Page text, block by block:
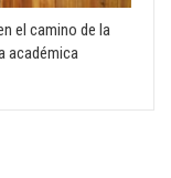
el camino de la
académica